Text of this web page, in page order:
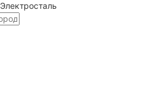
Электросталь